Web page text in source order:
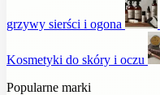
grzywy sierści i ogona
Kosmetyki do skóry i oczu
Popularne marki